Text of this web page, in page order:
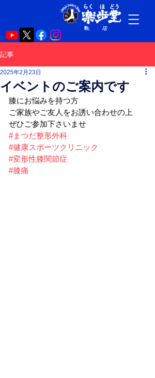
記事
イベントのご案内です
2025年2月23日
膝にお悩みを持つ方
ご家族やご友人をお誘い合わせの上
ぜひご参加下さいませ
#まつだ整形外科
#健康スポーツクリニック
#変形性膝関節症
#膝痛